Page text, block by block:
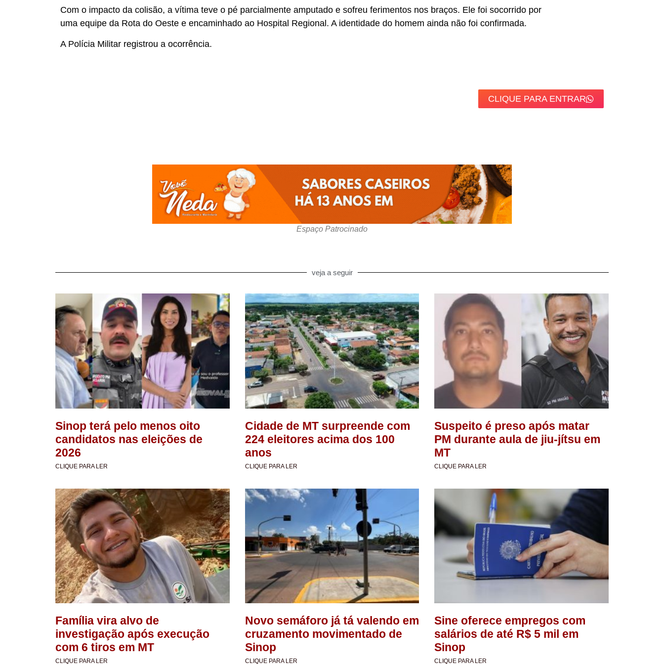
Com o impacto da colisão, a vítima teve o pé parcialmente amputado e sofreu ferimentos nos braços. Ele foi socorrido por
uma equipe da Rota do Oeste e encaminhado ao Hospital Regional. A identidade do homem ainda não foi confirmada.
A Polícia Militar registrou a ocorrência.
CLIQUE PARA ENTRAR
Espaço Patrocinado
veja a seguir
Sinop terá pelo menos oito
candidatos nas eleições de
2026
CLIQUE PARA LER
Cidade de MT surpreende com
224 eleitores acima dos 100
anos
CLIQUE PARA LER
Suspeito é preso após matar
PM durante aula de jiu-jítsu em
MT
CLIQUE PARA LER
Família vira alvo de
investigação após execução
com 6 tiros em MT
CLIQUE PARA LER
Novo semáforo já tá valendo em
cruzamento movimentado de
Sinop
CLIQUE PARA LER
Sine oferece empregos com
salários de até R$ 5 mil em
Sinop
CLIQUE PARA LER